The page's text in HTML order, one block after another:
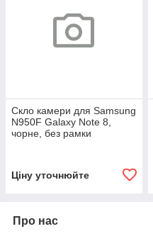
Скло камери для Samsung
N950F Galaxy Note 8,
чорне, без рамки
Ціну уточнюйте
Про нас